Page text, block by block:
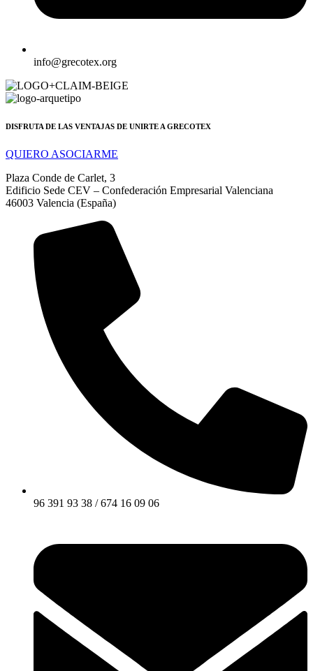
info@grecotex.org
DISFRUTA DE LAS VENTAJAS DE UNIRTE A GRECOTEX
QUIERO ASOCIARME
Plaza Conde de Carlet, 3
Edificio Sede CEV – Confederación Empresarial Valenciana
46003 Valencia (España)
96 391 93 38 / 674 16 09 06